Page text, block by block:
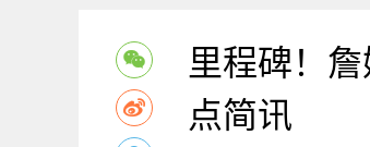
里程碑！
点简讯